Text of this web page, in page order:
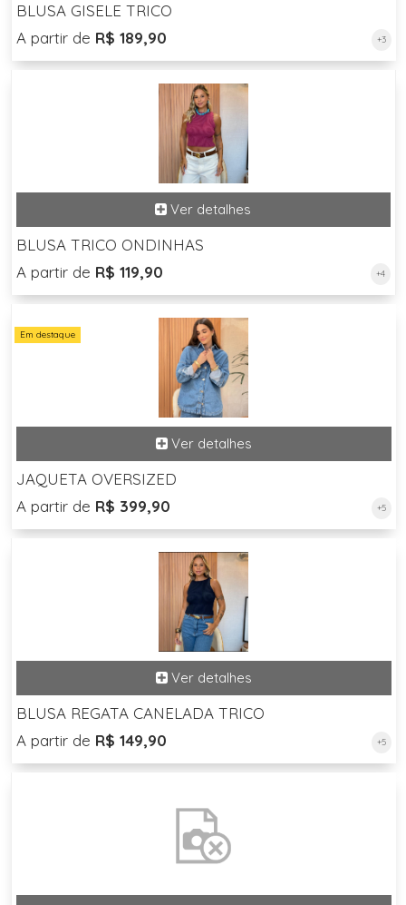
BLUSA GISELE TRICO
A partir de R$ 189,90 +3
BLUSA TRICO ONDINHAS
A partir de R$ 119,90 +4
Em destaque
JAQUETA OVERSIZED
A partir de R$ 399,90 +5
BLUSA REGATA CANELADA TRICO
A partir de R$ 149,90 +5